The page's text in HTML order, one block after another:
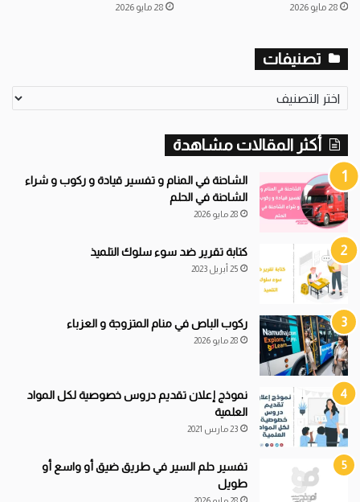
28 مايو 2026 28 مايو 2026
تصنيفات
ص
ف
ا
ت
أكثر المقالات مشاهدة
الشاحنة في المنام و تفسير قيادة و ركوب و شراء
الشاحنة في الحلم
28 مايو 2026
كتابة تقرير ضد سوء سلوك التلميذ
25 أبريل 2023
ركوب الباص في منام المتزوجة و العزباء
28 مايو 2026
نموذج إعلان تقديم دروس خصوصية لكل المواد
العلمية
23 مارس 2021
تفسير حلم السير في طريق ضيق أو واسع أو
طويل